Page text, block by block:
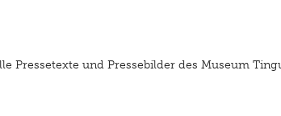
Pressetexte und Pressebilder des Museum